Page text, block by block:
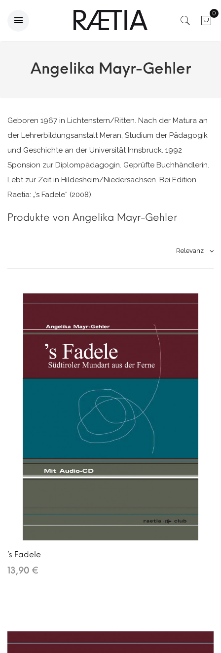
0
Angelika Mayr-Gehler
Geboren 1967 in Lichtenstern/Ritten. Nach der Matura an
der Lehrerbildungsanstalt Meran, Studium der Pädagogik
und Geschichte an der Universität Innsbruck. 1992
Sponsion zur Diplompädagogin. Geprüfte Buchhändlerin.
Lebt zur Zeit in Hildesheim/Niedersachsen. Bei Edition
Raetia: „’s Fadele“ (2008).
Produkte von Angelika Mayr-Gehler
Relevanz
’s Fadele
13,90 €